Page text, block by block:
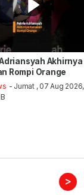
Akhirnya
Rompi Orange
- Jumat , 07 Aug 2026,
>